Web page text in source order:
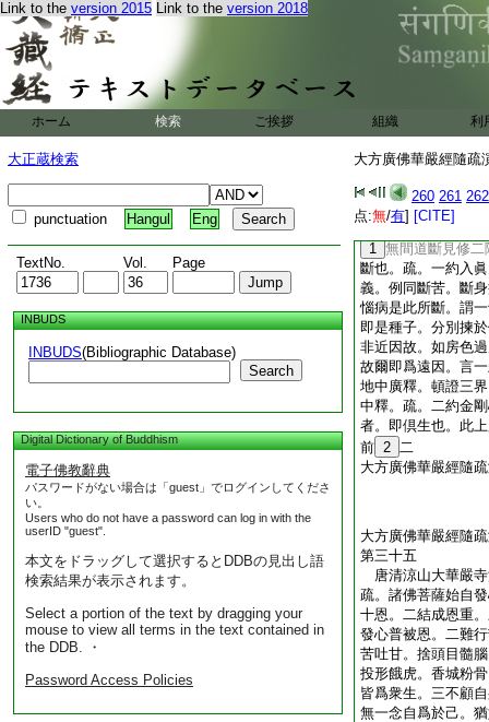
Link to the version 2015 Link to the version 2018
ホーム 検索 ご挨拶 組織 利
大正蔵検索
punctuation Hangul Eng
TextNo. Vol. Page
INBUDS
INBUDS(Bibliographic Database)
Search
Digital Dictionary of Buddhism
電子佛教辭典
パスワードがない場合は「guest」でログインしてくださ
い。
Users who do not have a password can log in with the
userID "guest".
本文をドラッグして選択するとDDBの見出し語
検索結果が表示されます。
Select a portion of the text by dragging your
mouse to view all terms in the text contained in
the DDB. ・
Password Access Policies
大方廣佛華嚴經隨疏
260 261 262
点:無/有] [CITE]
惡業故。無怨憎會
無求不得苦及愛別
蘊。至金剛無間道
漏善法此時猶在行
爲根本。以望加行
金剛二處最顯故略
本覺爲根本智。以
約解脱道。證理時
本覺根本。從此永
理立二道名然。同
1 無間道斷見修
斷也。疏。一約入
義。例同斷苦。斷
惱病是此所斷。謂
即是種子。分別揀
非近因故。如房色
故爾即爲遠因。言
地中廣釋。頓證三
中釋。疏。二約金
者。即倶生也。此
前 2 二
大方廣佛華嚴經隨
大方廣佛華嚴經隨
第三十五
唐清涼山大華嚴
疏。諸佛菩薩始自
十恩。二結成恩重
發心普被恩。二難
苦吐甘。捨頭目髓
投形餓虎。香城粉
皆爲衆生。三不顧
無一念自爲於己。